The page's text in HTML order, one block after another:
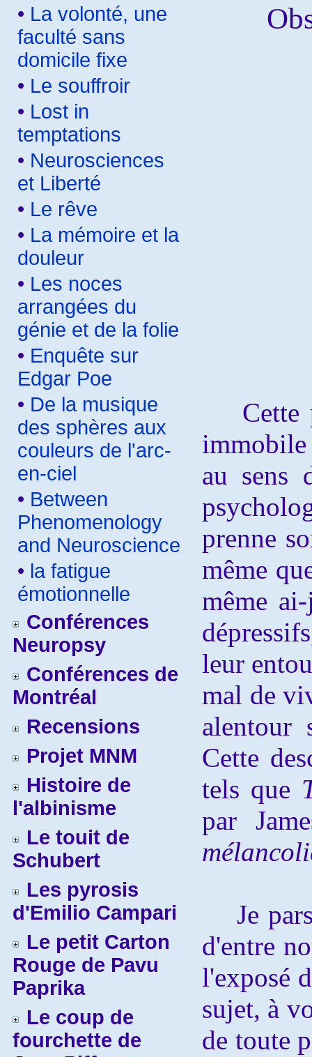
• La volonté, une
faculté sans
domicile fixe
• Le souffroir
• Lost in
temptations
• Neurosciences
et Liberté
• Le rêve
• La mémoire et la
douleur
• Les noces
arrangées du
génie et de la folie
• Enquête sur
Edgar Poe
• De la musique
des sphères aux
couleurs de l'arc-
en-ciel
• Between
Phenomenology
and Neuroscience
• la fatigue
émotionnelle
Conférences
Neuropsy
Conférences de
Montréal
Recensions
Projet MNM
Histoire de
l'albinisme
Le touit de
Schubert
Les pyrosis
d'Emilio Campari
Le petit Carton
Rouge de Pavu
Paprika
Le coup de
fourchette de
Cette
au sens
prenne
même
même
leur
mal de
alentour
Cette
tels que
par
Je pars
d'entre
l'exposé
sujet, à
de toute